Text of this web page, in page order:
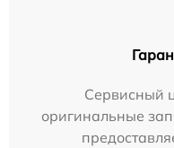
Сервисный
оригинальные